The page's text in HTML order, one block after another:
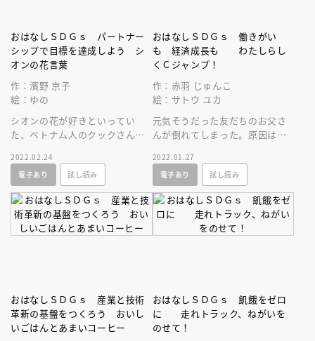
おはなしＳＤＧｓ パートナー
シップで目標を達成しよう シ
オンの花言葉
作：濱野 京子
絵：ゆの
シオンの花が好きといってい
た、ベトナム人のクックさんが
が日本に来た理由は？ いなく
なったわけは？
2022.02.24
電子あり
試し読み
おはなしＳＤＧｓ 働きがい
も 経済成長も わたしらし
くＣジャンプ！
作：赤羽 じゅんこ
絵：サトウ ユカ
元気そうだった友だちのお父さ
んが倒れてしまった。原因は
るって、「働く」って、つらい
ことなの――？
2022.01.27
電子あり
試し読み
おはなしＳＤＧｓ 産業と技術
革新の基盤をつくろう おいし
いごはんとあまいコーヒー
おはなしＳＤＧｓ 飢餓をゼロ
に 走れトラック、ねがいを
のせて！